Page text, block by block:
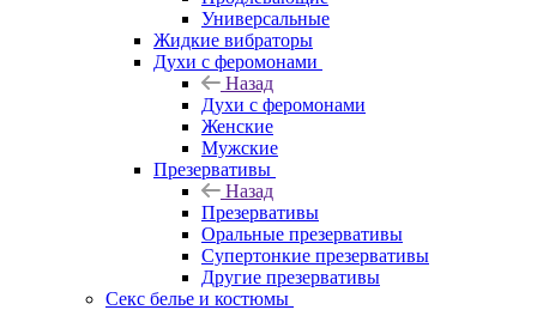
Универсальные
Жидкие вибраторы
Духи с феромонами
Назад
Духи с феромонами
Женские
Мужские
Презервативы
Назад
Презервативы
Оральные презервативы
Супертонкие презервативы
Другие презервативы
Секс белье и костюмы